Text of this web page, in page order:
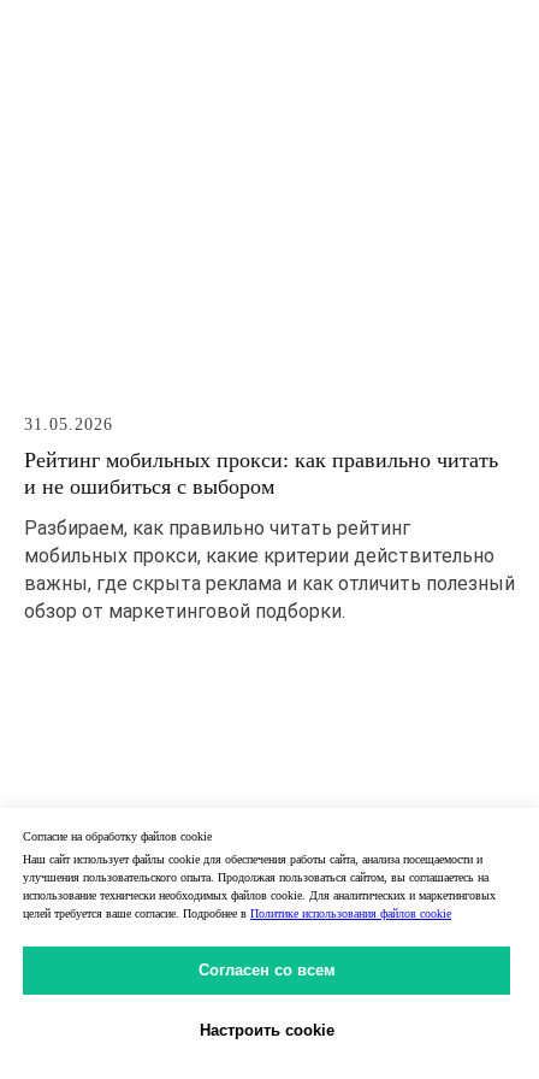
31.05.2026
Рейтинг мобильных прокси: как правильно читать
и не ошибиться с выбором
Разбираем, как правильно читать рейтинг
мобильных прокси, какие критерии действительно
важны, где скрыта реклама и как отличить полезный
обзор от маркетинговой подборки.
Согласие на обработку файлов cookie
Наш сайт использует файлы cookie для обеспечения работы сайта, анализа посещаемости и
улучшения пользовательского опыта. Продолжая пользоваться сайтом, вы соглашаетесь на
использование технически необходимых файлов cookie. Для аналитических и маркетинговых
целей требуется ваше согласие. Подробнее в Политике использования файлов cookie
Согласен со всем
Настроить cookie